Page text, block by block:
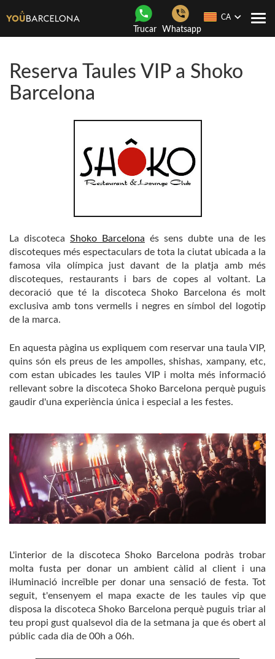
Trucar Whatsapp
CA
Reserva Taules VIP a Shoko
Barcelona
La discoteca Shoko Barcelona és sens dubte una de les
discoteques més espectaculars de tota la ciutat ubicada a la
famosa vila olímpica just davant de la platja amb més
discoteques, restaurants i bars de copes al voltant. La
decoració que té la discoteca Shoko Barcelona és molt
exclusiva amb tons vermells i negres en símbol del logotip
de la marca.
En aquesta pàgina us expliquem com reservar una taula VIP,
quins són els preus de les ampolles, shishas, xampany, etc,
com estan ubicades les taules VIP i molta més informació
rellevant sobre la discoteca Shoko Barcelona perquè puguis
gaudir d'una experiència única i especial a les festes.
L'interior de la discoteca Shoko Barcelona podràs trobar
molta fusta per donar un ambient càlid al client i una
il·luminació increïble per donar una sensació de festa. Tot
seguit, t'ensenyem el mapa exacte de les taules vip que
disposa la discoteca Shoko Barcelona perquè puguis triar al
teu propi gust qualsevol dia de la setmana ja que és obert al
públic cada dia de 00h a 06h.